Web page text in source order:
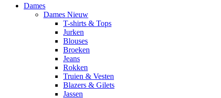
Dames
Dames Nieuw
T-shirts & Tops
Jurken
Blouses
Broeken
Jeans
Rokken
Truien & Vesten
Blazers & Gilets
Jassen